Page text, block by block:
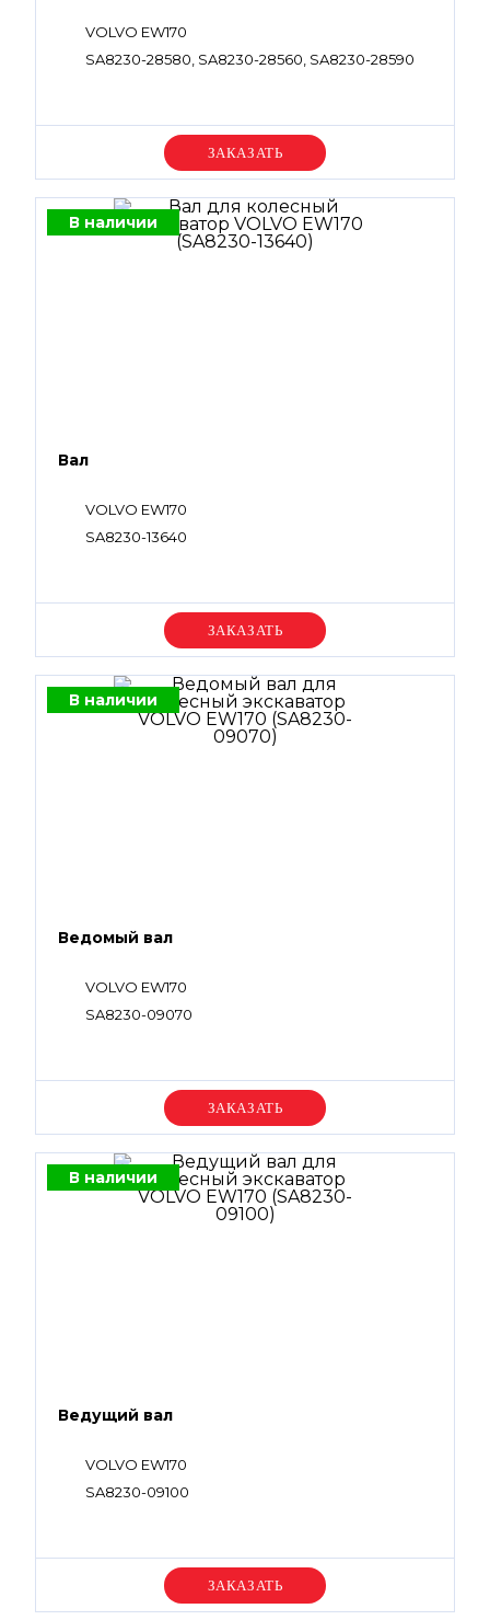
VOLVO EW170
SA8230-28580, SA8230-28560, SA8230-28590
Уточняйте цену
В наличии
Вал
VOLVO EW170
SA8230-13640
Уточняйте цену
В наличии
Ведомый вал
VOLVO EW170
SA8230-09070
Уточняйте цену
В наличии
Ведущий вал
VOLVO EW170
SA8230-09100
Уточняйте цену